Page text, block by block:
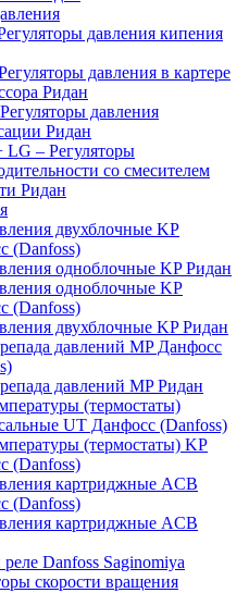
давления кипения
давления в картере
Ридан
давления
Ридан
LG – Регуляторы
со смесителем
Ридан
двухблочные KP
(Danfoss)
одноблочные KP Ридан
одноблочные KP
(Danfoss)
двухблочные KP Ридан
давлений MP Данфосс
давлений MP Ридан
(термостаты)
UT Данфосс (Danfoss)
(термостаты) KP
(Danfoss)
картриджные ACB
(Danfoss)
картриджные ACB
Danfoss Saginomiya
скорости вращения